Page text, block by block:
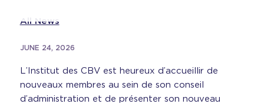
All News
JUNE 24, 2026
L’Institut des CBV est heureux d’accueillir de
nouveaux membres au sein de son conseil
d’administration et de présenter son nouveau